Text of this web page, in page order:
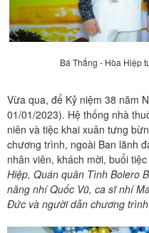
Bá Thắng - Hòa Hiệp
Vừa qua, để Kỷ niệm 38 năm
01/01/2023). Hệ thống nhà
niên và tiệc khai xuân tưng
chương trình, ngoài Ban lãnh
nhân viên, khách mời, buổi
Hiệp, Quán quân Tình Bolero
năng nhí Quốc Vũ, ca sĩ nhí
Đức và người dẫn chương